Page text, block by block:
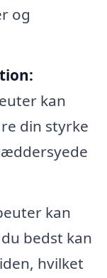
og
kan
din styrke
kan
bedst kan
hvilket